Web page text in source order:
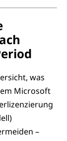
was
Microsoft
–